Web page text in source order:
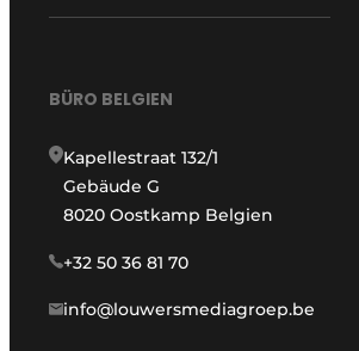
BÜRO BELGIEN
Kapellestraat 132/1
Gebäude G
8020 Oostkamp Belgien
+32 50 36 81 70
info@louwersmediagroep.be